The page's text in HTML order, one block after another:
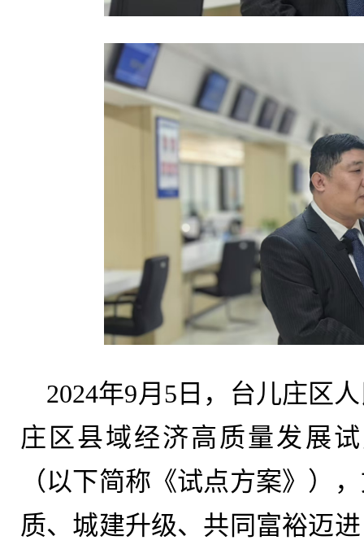
2024年9月5日，台儿庄区
庄区县域经济高质量发展
（以下简称《试点方案》）
质、城建升级、共同富裕迈